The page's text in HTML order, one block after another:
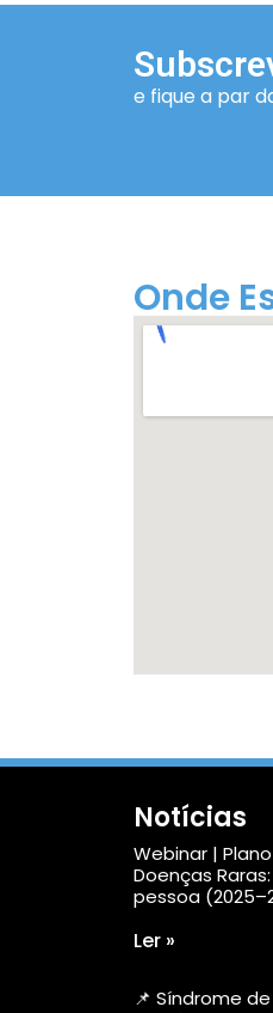
e fique a par
Onde
Notícias
Webinar |
Doenças
pessoa
Ler »
📌 Síndrome